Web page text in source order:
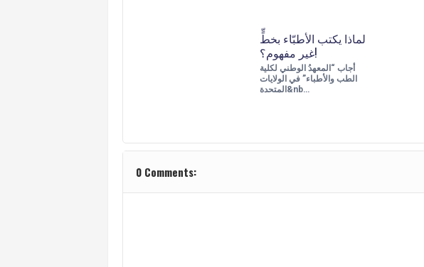
لماذا يكتب الأطبّاء بخطٍّ
غير مفهوم؟!
أجاب “المعهدُ الوطني لكلية
الطب والأطباء” في الولايات
المتحدة&nb…
0 Comments: